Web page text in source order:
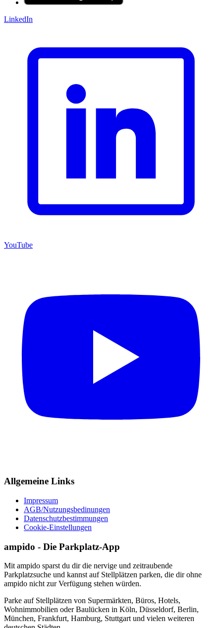
LinkedIn
YouTube
Allgemeine Links
Impressum
AGB/Nutzungsbedinungen
Datenschutzbestimmungen
Cookie-Einstellungen
ampido - Die Parkplatz-App
Mit ampido sparst du dir die nervige und zeitraubende
Parkplatzsuche und kannst auf Stellplätzen parken, die dir ohne
ampido nicht zur Verfügung stehen würden.
Parke auf Stellplätzen von Supermärkten, Büros, Hotels,
Wohnimmobilien oder Baulücken in Köln, Düsseldorf, Berlin,
München, Frankfurt, Hamburg, Stuttgart und vielen weiteren